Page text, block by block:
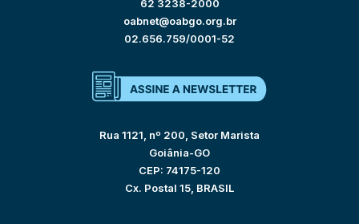
62 3238-2000
oabnet@oabgo.org.br
02.656.759/0001-52
Rua 1121, nº 200, Setor Marista
Goiânia-GO
CEP: 74175-120
Cx. Postal 15, BRASIL